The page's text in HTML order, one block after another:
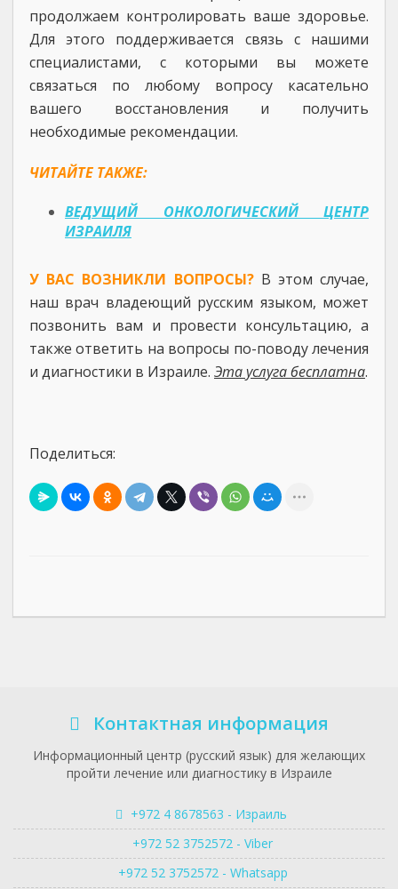
продолжаем контролировать ваше здоровье.
Для этого поддерживается связь с нашими
специалистами, с которыми вы можете
связаться по любому вопросу касательно
вашего восстановления и получить
необходимые рекомендации.
ЧИТАЙТЕ ТАКЖЕ:
ВЕДУЩИЙ ОНКОЛОГИЧЕСКИЙ ЦЕНТР
ИЗРАИЛЯ
У ВАС ВОЗНИКЛИ ВОПРОСЫ?В этом случае,
наш врач владеющий русским языком, может
позвонить вам и провести консультацию, а
также ответить на вопросы по-поводу лечения
и диагностики в Израиле. Эта услуга бесплатна.
Поделиться:
Контактная информация
Информационный центр (русский язык) для желающих
пройти лечение или диагностику в Израиле
+972 4 8678563 - Израиль
+972 52 3752572 - Viber
+972 52 3752572 - Whatsapp